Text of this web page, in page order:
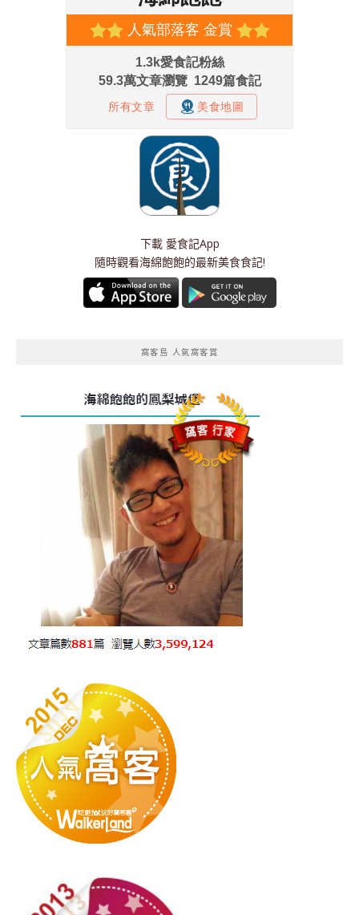
下載 愛食記App
隨時觀看海綿飽飽的最新美食食記!
窩客島 人氣窩客賞